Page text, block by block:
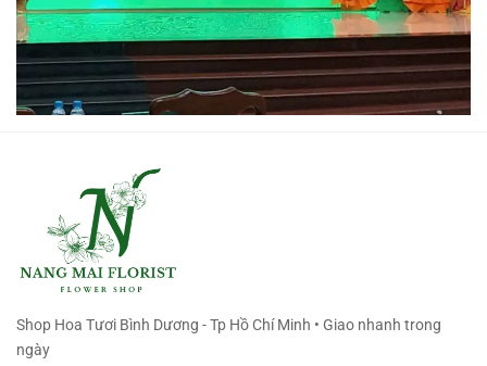
Shop Hoa Tươi Bình Dương - Tp Hồ Chí Minh • Giao nhanh trong
ngày